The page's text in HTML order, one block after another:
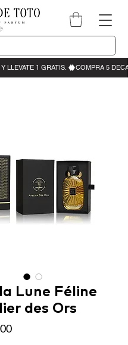
Lune Féline
des Ors
Precio